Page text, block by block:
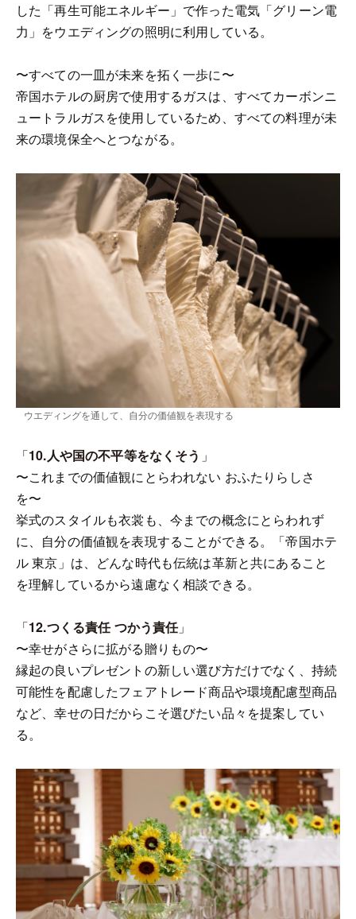
した「再生可能エネルギー」で作った電気「グリーン電
力」をウエディングの照明に利用している。
〜すべての一皿が未来を拓く一歩に〜
帝国ホテルの厨房で使用するガスは、すべてカーボンニ
ュートラルガスを使用しているため、すべての料理が未
来の環境保全へとつながる。
ウエディングを通して、自分の価値観を表現する
「10.人や国の不平等をなくそう 」
〜これまでの価値観にとらわれない おふたりらしさ
を〜
挙式のスタイルも衣裳も、今までの概念にとらわれず
に、自分の価値観を表現することができる。「帝国ホテ
ル 東京」は、どんな時代も伝統は革新と共にあること
を理解しているから遠慮なく相談できる。
「12.つくる責任 つかう責任」
〜幸せがさらに拡がる贈りもの〜
縁起の良いプレゼントの新しい選び方だけでなく、持続
可能性を配慮したフェアトレード商品や環境配慮型商品
など、幸せの日だからこそ選びたい品々を提案してい
る。